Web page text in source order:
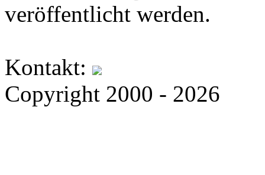
veröffentlicht werden.
Kontakt:
Copyright 2000 - 2026